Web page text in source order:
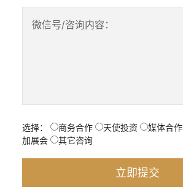
微信号/咨询内容：
选择： 商务合作 天使投资 媒体合作
加展会
其它咨询